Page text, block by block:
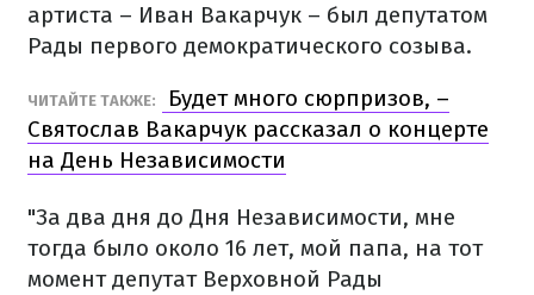
артиста – Иван Вакарчук – был депутатом
Рады первого демократического созыва.
ЧИТАЙТЕ ТАКЖЕ:
Будет много сюрпризов, –
Святослав Вакарчук рассказал о концерте
на День Независимости
"За два дня до Дня Независимости, мне
тогда было около 16 лет, мой папа, на тот
момент депутат Верховной Рады